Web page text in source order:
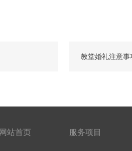
教堂婚礼注意事
网站首页 服务项目